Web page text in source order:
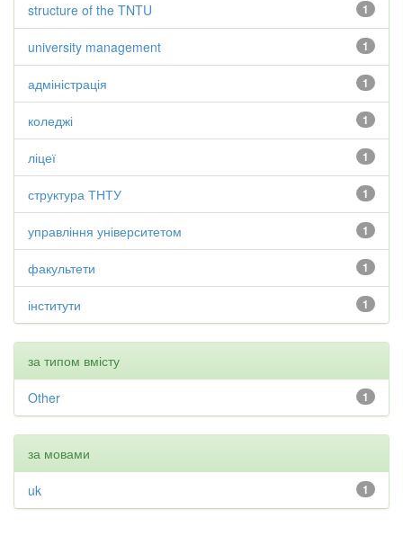
1
structure of the TNTU
1
university management
1
адміністрація
1
коледжі
1
ліцеї
1
структура ТНТУ
1
управління університетом
1
факультети
1
інститути
за типом вмісту
1
Other
за мовами
1
uk